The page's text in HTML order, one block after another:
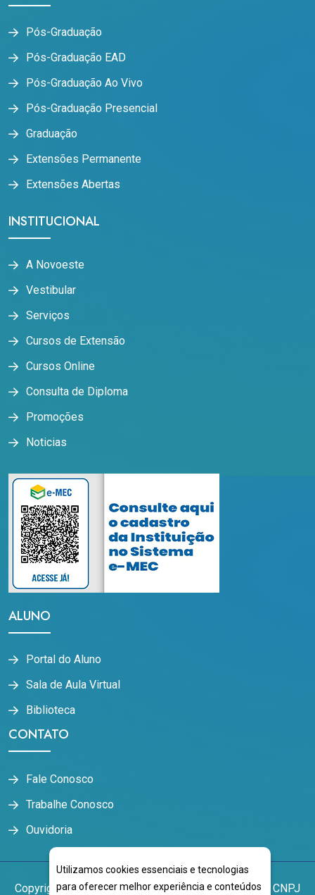
Pós-Graduação
Pós-Graduação EAD
Pós-Graduação Ao Vivo
Pós-Graduação Presencial
Graduação
Extensões Permanente
Extensões Abertas
INSTITUCIONAL
A Novoeste
Vestibular
Serviços
Cursos de Extensão
Cursos Online
Consulta de Diploma
Promoções
Noticias
ALUNO
Portal do Aluno
Sala de Aula Virtual
Biblioteca
CONTATO
Fale Conosco
Trabalhe Conosco
Ouvidoria
Copyright 2026NOVOESTE EDUCACIONAL LTDA CNPJ
Utilizamos cookies essenciais e tecnologias
para oferecer melhor experiência e conteúdos